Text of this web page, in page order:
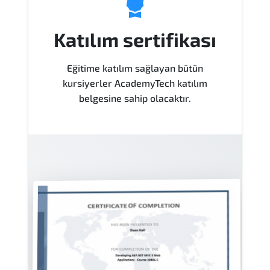
Katılım sertifikası
Eğitime katılım sağlayan bütün
kursiyerler AcademyTech katılım
belgesine sahip olacaktır.